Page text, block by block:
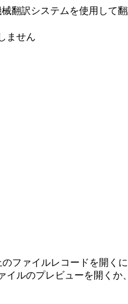
械翻訳システムを使用して
ません
のファイルレコードを開く
イルのプレビューを開く